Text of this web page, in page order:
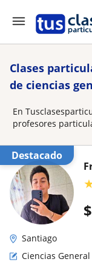
Clases
de ciencias
En
profesores
Destacado
$
Santiago
Ciencias General